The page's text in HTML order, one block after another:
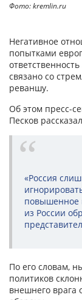
Фото: kremlin.ru
Негативное
попытками
связано со
реваншу.
Об этом пресс-
Песков
«Россия
повышенное
из России
По его словам,
политиков
внешнего врага